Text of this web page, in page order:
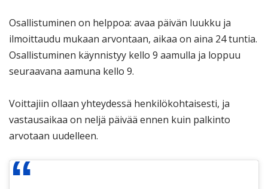
Osallistuminen on helppoa: avaa päivän luukku ja
ilmoittaudu mukaan arvontaan, aikaa on aina 24 tuntia.
Osallistuminen käynnistyy kello 9 aamulla ja loppuu
seuraavana aamuna kello 9.
Voittajiin ollaan yhteydessä henkilökohtaisesti, ja
vastausaikaa on neljä päivää ennen kuin palkinto
arvotaan uudelleen.